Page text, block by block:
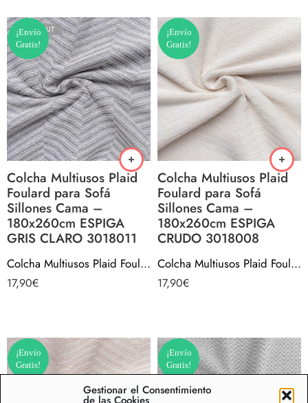
Gestionar el Consentimiento
de las Cookies
¡Envío
Gratis!
SOLD OUT
Colcha Multiusos Plaid
Foulard para Sofá
Sillones Cama –
180x260cm ESPIGA
GRIS CLARO 3018011
Colcha Multiusos Plaid Foulard para Sofá Sillones Cama – 180x260cm ESPIGA GRIS CLARO 3018011
17,90€
¡Envío
Gratis!
Colcha Multiusos Plaid
Foulard para Sofá
Sillones Cama –
180x260cm ESPIGA
CRUDO 3018008
Colcha Multiusos Plaid Foulard para Sofá Sillones Cama – 180x260cm ESPIGA CRUDO 3018008
17,90€
¡Envío
Gratis!
¡Envío
Gratis!